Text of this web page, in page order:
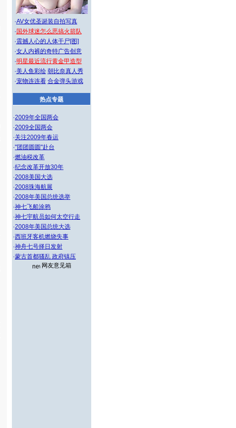
·AV女优圣诞装自拍写真
· 国外球迷怎么恶搞火箭队
·震撼人心的人体干尸[图]
·女人内裤的奇特广告创意
·明星最近流行黄金甲造型
·美人鱼彩绘 朝比奈真人秀
·宠物连连看 合金弹头游戏
热点专题
·2009年全国两会
·2009全国两会
·关注2009年春运
·"团团圆圆"赴台
·燃油税改革
·纪念改革开放30年
·2008美国大选
·2008珠海航展
·2008年美国总统选举
·神七飞船涂鸦
·神七宇航员如何太空行走
·2008年美国总统大选
·西班牙客机燃烧失事
·神舟七号择日发射
·蒙古首都骚乱 政府镇压
网友意见箱